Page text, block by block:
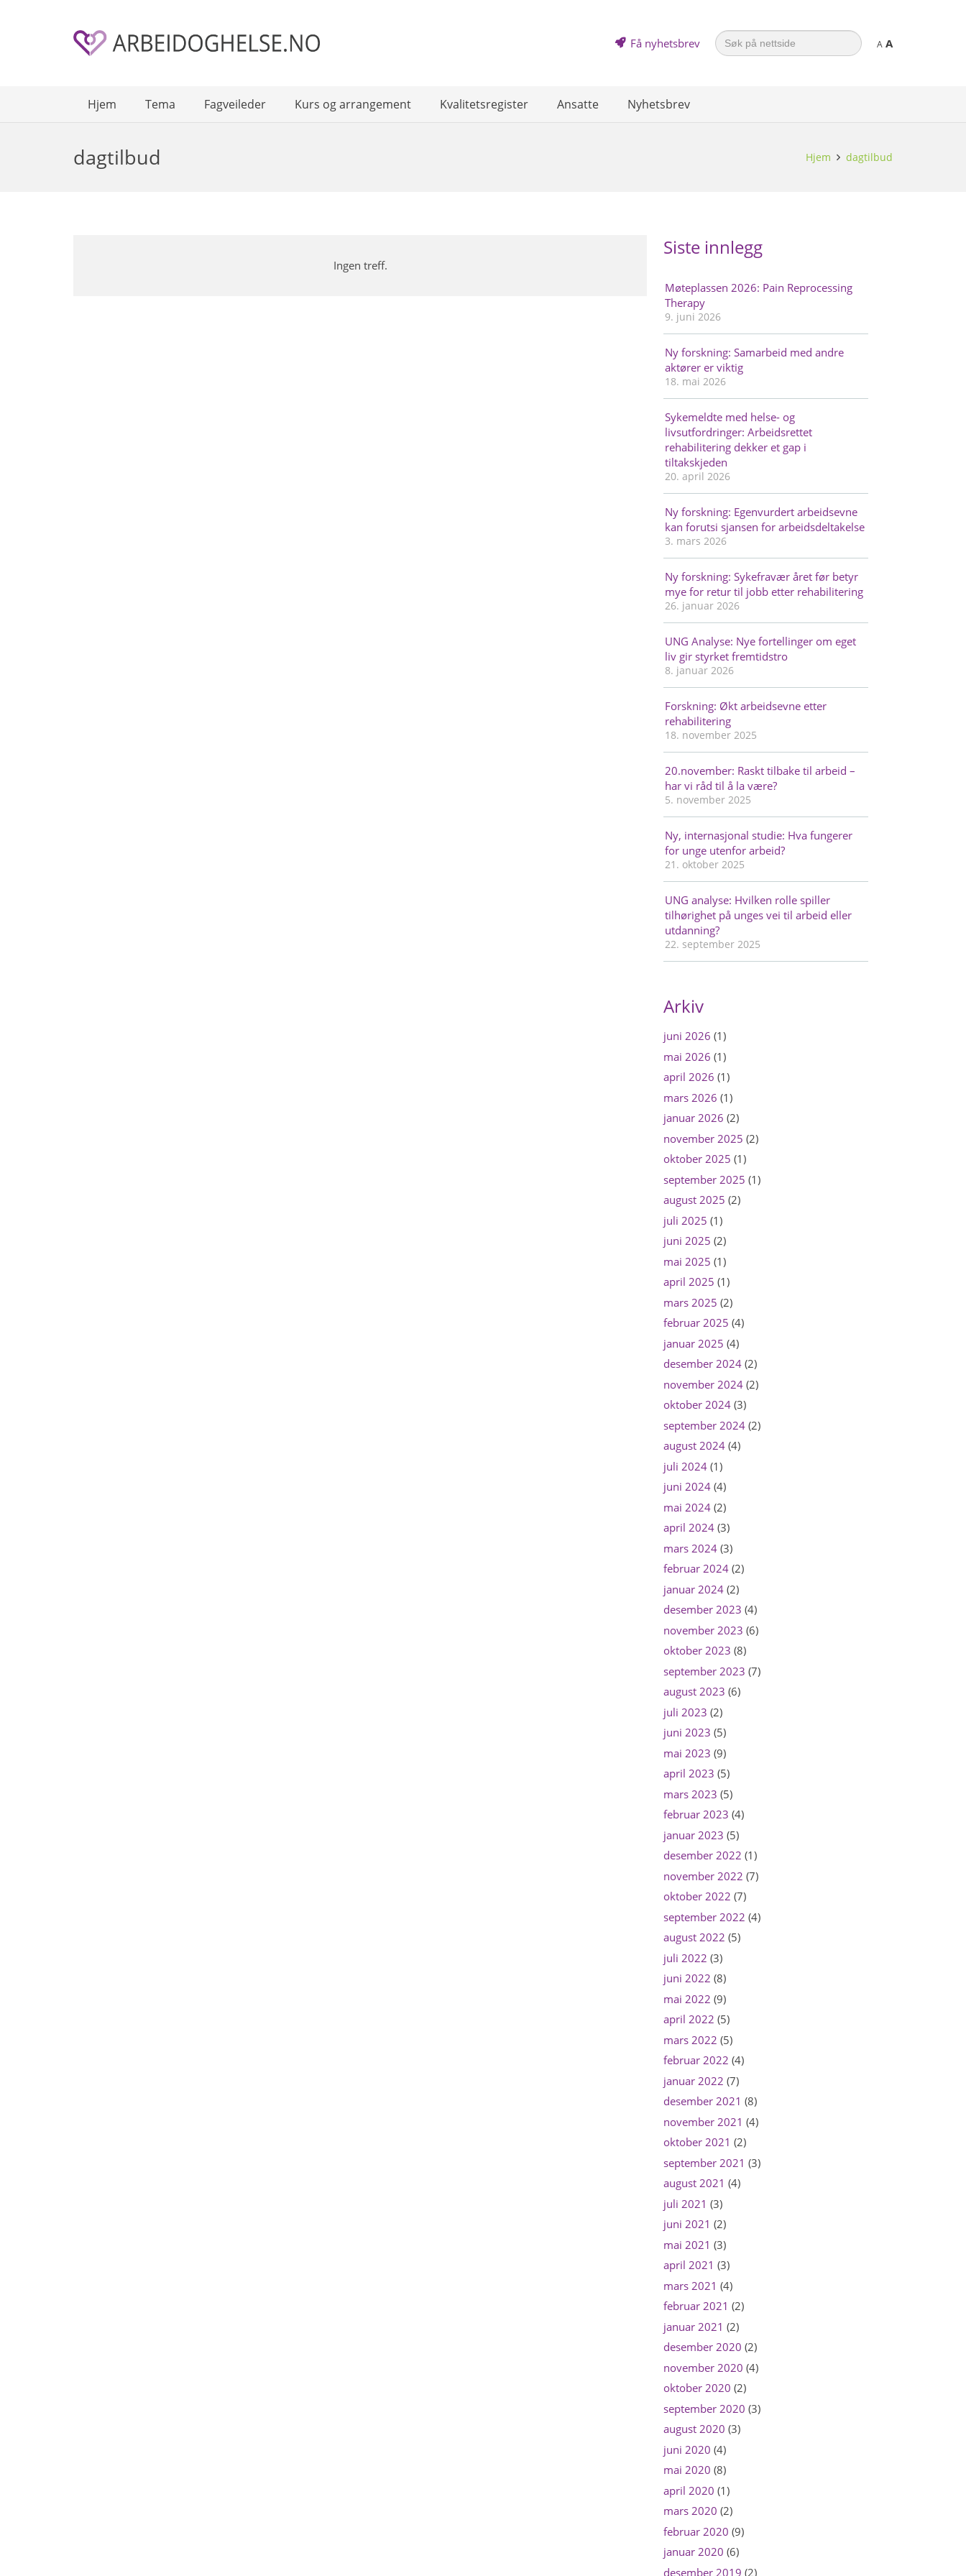
Få nyhetsbrev
Search
for: A A
Hjem Tema Fagveileder Kurs og arrangement Kvalitetsregister Ansatte Nyhetsbrev
dagtilbud Hjem dagtilbud
Ingen treff.
Siste innlegg
Møteplassen 2026: Pain Reprocessing
Therapy
9. juni 2026
Ny forskning: Samarbeid med andre
aktører er viktig
18. mai 2026
Sykemeldte med helse- og
livsutfordringer: Arbeidsrettet
rehabilitering dekker et gap i
tiltakskjeden
20. april 2026
Ny forskning: Egenvurdert arbeidsevne
kan forutsi sjansen for arbeidsdeltakelse
3. mars 2026
Ny forskning: Sykefravær året før betyr
mye for retur til jobb etter rehabilitering
26. januar 2026
UNG Analyse: Nye fortellinger om eget
liv gir styrket fremtidstro
8. januar 2026
Forskning: Økt arbeidsevne etter
rehabilitering
18. november 2025
20.november: Raskt tilbake til arbeid –
har vi råd til å la være?
5. november 2025
Ny, internasjonal studie: Hva fungerer
for unge utenfor arbeid?
21. oktober 2025
UNG analyse: Hvilken rolle spiller
tilhørighet på unges vei til arbeid eller
utdanning?
22. september 2025
Arkiv
juni 2026 (1)
mai 2026 (1)
april 2026 (1)
mars 2026 (1)
januar 2026 (2)
november 2025 (2)
oktober 2025 (1)
september 2025 (1)
august 2025 (2)
juli 2025 (1)
juni 2025 (2)
mai 2025 (1)
april 2025 (1)
mars 2025 (2)
februar 2025 (4)
januar 2025 (4)
desember 2024(2)
november 2024(2)
oktober 2024(3)
september 2024(2)
august 2024(4)
juli 2024(1)
juni 2024(4)
mai 2024(2)
april 2024(3)
mars 2024(3)
februar 2024(2)
januar 2024(2)
desember 2023 (4)
november 2023 (6)
oktober 2023 (8)
september 2023 (7)
august 2023 (6)
juli 2023 (2)
juni 2023 (5)
mai 2023 (9)
april 2023 (5)
mars 2023 (5)
februar 2023 (4)
januar 2023 (5)
desember 2022 (1)
november 2022 (7)
oktober 2022 (7)
september 2022 (4)
august 2022 (5)
juli 2022 (3)
juni 2022 (8)
mai 2022 (9)
april 2022 (5)
mars 2022 (5)
februar 2022 (4)
januar 2022 (7)
desember 2021 (8)
november 2021 (4)
oktober 2021 (2)
september 2021 (3)
august 2021 (4)
juli 2021 (3)
juni 2021 (2)
mai 2021 (3)
april 2021 (3)
mars 2021 (4)
februar 2021 (2)
januar 2021 (2)
desember 2020 (2)
november 2020 (4)
oktober 2020 (2)
september 2020 (3)
august 2020 (3)
juni 2020 (4)
mai 2020 (8)
april 2020 (1)
mars 2020 (2)
februar 2020 (9)
januar 2020 (6)
desember 2019 (2)